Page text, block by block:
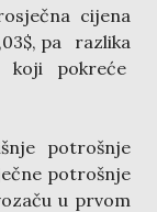
cijena
pa razlika
koji pokreće
potrošnje
potrošnje
u prvom